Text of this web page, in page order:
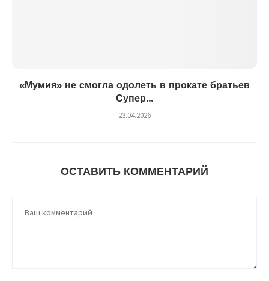
«Мумия» не смогла одолеть в прокате братьев
Супер...
23.04.2026
ОСТАВИТЬ КОММЕНТАРИЙ